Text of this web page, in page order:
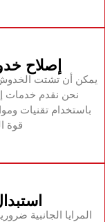
‏إصلاح
‏يمكن أن تشتت الخدوش
‏نحن نقدم خدمات
باستخدام تقنيات
قوة
‏المرايا الجانبية